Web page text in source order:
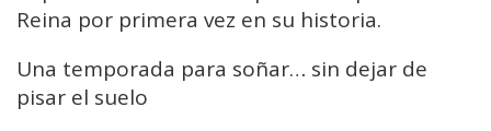
Reina por primera vez en su historia.
Una temporada para soñar… sin dejar de
pisar el suelo